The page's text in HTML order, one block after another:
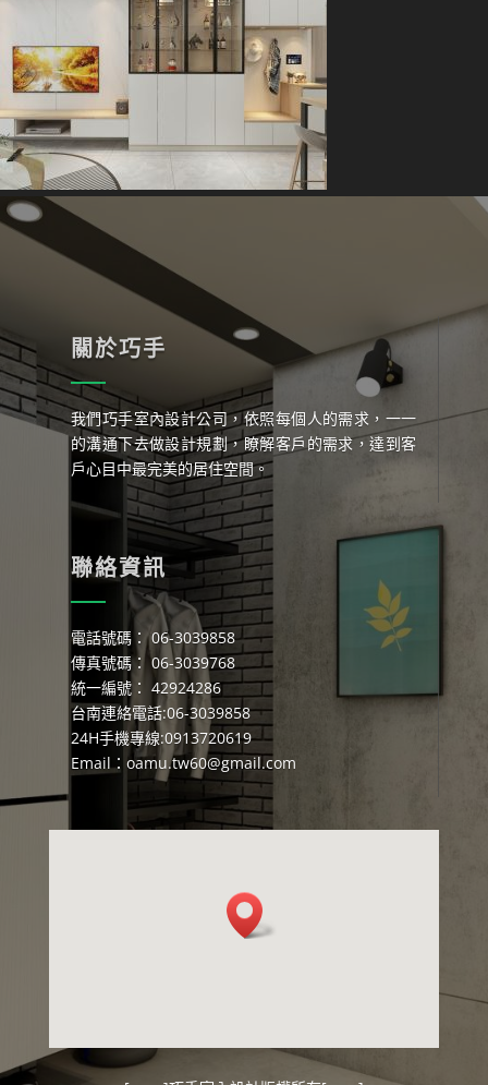
關於巧手
我們巧手室內設計公司，依照每個人的需求，一一
的溝通下去做設計規劃，瞭解客戶的需求，達到客
戶心目中最完美的居住空間。
聯絡資訊
電話號碼： 06-3039858
傳真號碼： 06-3039768
統一編號： 42924286
台南連絡電話:06-3039858
24H手機專線:0913720619
Email： oamu.tw60@gmail.com